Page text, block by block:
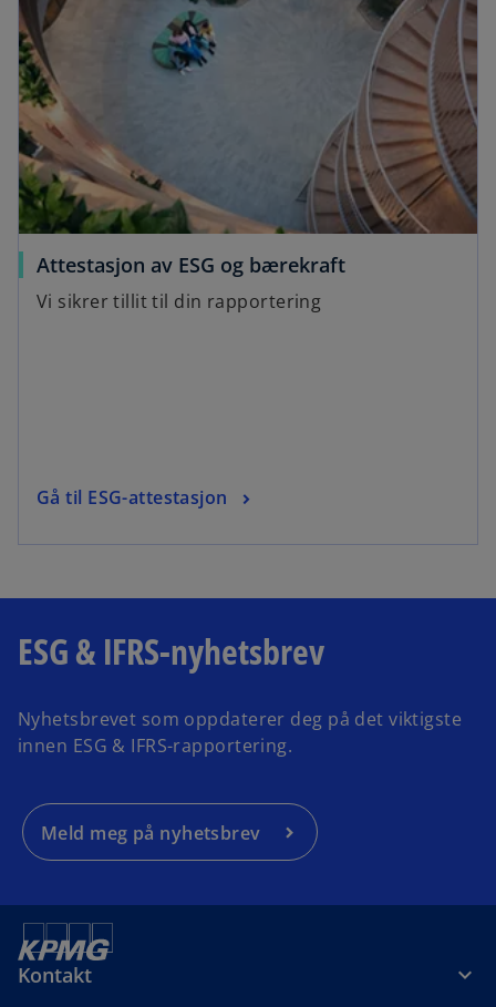
Attestasjon av ESG og bærekraft
Vi sikrer tillit til din rapportering
Gå til ESG-attestasjon
ESG & IFRS-nyhetsbrev
Nyhetsbrevet som oppdaterer deg på det viktigste
innen ESG & IFRS-rapportering.
Meld meg på nyhetsbrev
Kontakt